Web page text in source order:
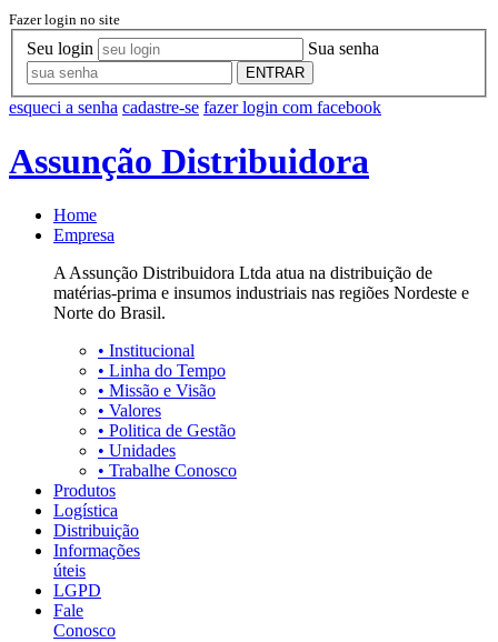
Fazer login no site
Seu login Sua senha
ENTRAR
esqueci a senha cadastre-se fazer login com facebook
Assunção Distribuidora
Home
Empresa
A Assunção Distribuidora Ltda atua na distribuição de
matérias-prima e insumos industriais nas regiões Nordeste e
Norte do Brasil.
• Institucional
• Linha do Tempo
• Missão e Visão
• Valores
• Politica de Gestão
• Unidades
• Trabalhe Conosco
Produtos
Logística
Distribuição
Informações
úteis
LGPD
Fale
Conosco